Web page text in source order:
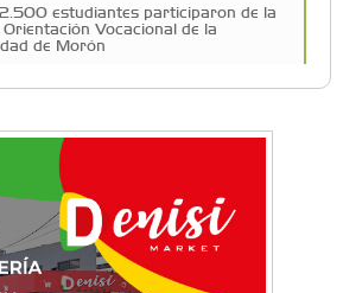
estudiantes participaron de la
Orientación Vocacional de la
de Morón
a Júpiter: Conocé la historia del
mapeó la luna hacia la que viaja
Digital
Battilana: casi cuatro décadas de
en Castelar con una premisa que